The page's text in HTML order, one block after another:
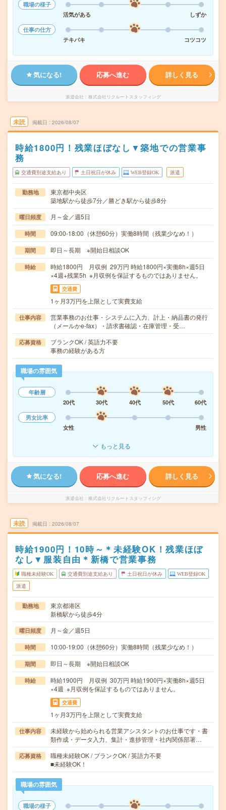
職場の様子
活気がある
しずか
仕事の仕方
テキパキ
コツコツ
気になる! 応募へ進む 詳しく見る
派遣会社 株式会社リクルートスタッフィング
未読 掲載日 2026/08/07
時給1800円！残業ほぼなし▼築地での営業事
務
交通費別途支給あり 土日祝日が休み WEB登録OK 派遣
勤務地
東京都中央区
築地駅から徒歩7分／勝どき駅から徒歩8分
曜日頻度 月～金／週5日
時間 09:00-18:00（休憩60分）実働8時間（残業少なめ！）
期間 即日～長期 ※開始日相談OK
時給
時給1800円 月収例 29万円 時給1800円×実働8h×週5日
×4週+残業5h ※月収例を保証するものではありません。
交通費
1ヶ月3万円を上限として実費支給
仕事内容
営業事務のお仕事・システムに入力、計上・納品書の発行
（メールかe-fax）・請求書確認・在庫管理・受…
応募資格
ブランクOK / 英語力不要
事務の経験がある方
職場の雰囲気
年齢層
20代
30代 40代 50代
60代
男女比率
女性
男性
もっと見る
気になる! 応募へ進む 詳しく見る
派遣会社 株式会社リクルートスタッフィング
未読 掲載日 2026/08/07
時給1900円！10時～＊未経験OK！残業ほぼ
なし▼服装自由＊新橋で営業事務
職種未経験OK 交通費別途支給あり 土日祝日が休み WEB登録OK
派遣
勤務地
東京都港区
新橋駅から徒歩4分
曜日頻度 月～金／週5日
時間 10:00-19:00（休憩60分）実働8時間（残業少なめ！）
期間 即日～長期 ※開始日相談OK
時給
時給1900円 月収例 30万円 時給1900円×実働8h×週5日
×4週 ※月収例を保証するものではありません。
交通費
1ヶ月3万円を上限として実費支給
仕事内容
未経験から始められる営業アシスタントのお仕事です・書
類作成・データ入力、集計・進捗管理・社内関係部署…
応募資格
職種未経験OK / ブランクOK / 英語力不要
■未経験OK！
職場の雰囲気
職場の様子